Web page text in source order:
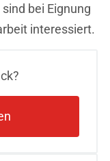
bei Eignung
interessiert.